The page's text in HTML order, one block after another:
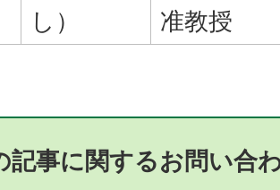
し）
准教授
記事に関するお問い合